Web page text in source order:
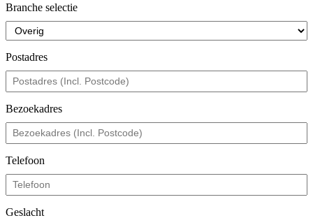
Branche selectie
Postadres
Bezoekadres
Telefoon
Geslacht